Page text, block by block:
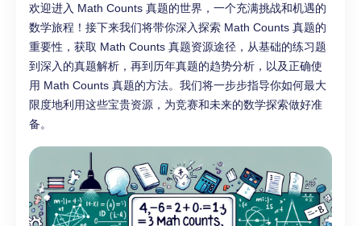
欢迎进入 Math Counts 真题的世界，一个充满挑战和机遇的
数学旅程！接下来我们将带你深入探索 Math Counts 真题的
重要性，获取 Math Counts 真题资源途径，从基础的练习题
到深入的真题解析，再到历年真题的趋势分析，以及正确使
用 Math Counts 真题的方法。我们将一步步指导你如何最大
限度地利用这些宝贵资源，为竞赛和未来的数学探索做好准
备。